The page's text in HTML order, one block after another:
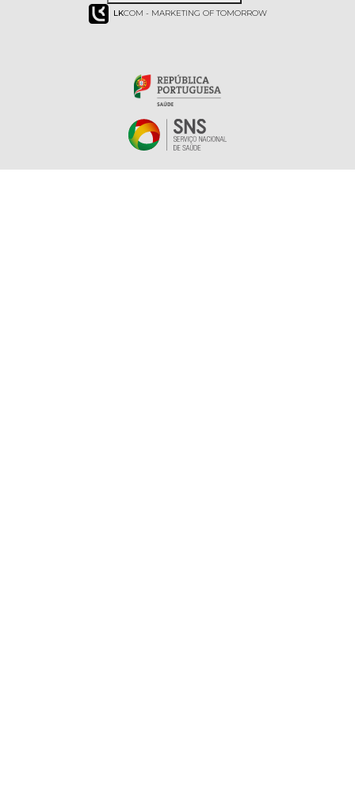
LKCOM - MARKETING OF TOMORROW